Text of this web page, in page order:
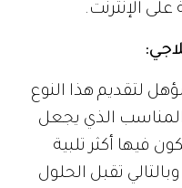
الإنترنت.
لتقديم هذا النوع
المناسب الذي يجعل
فيها أكثر تلبية
تقبل الحلول